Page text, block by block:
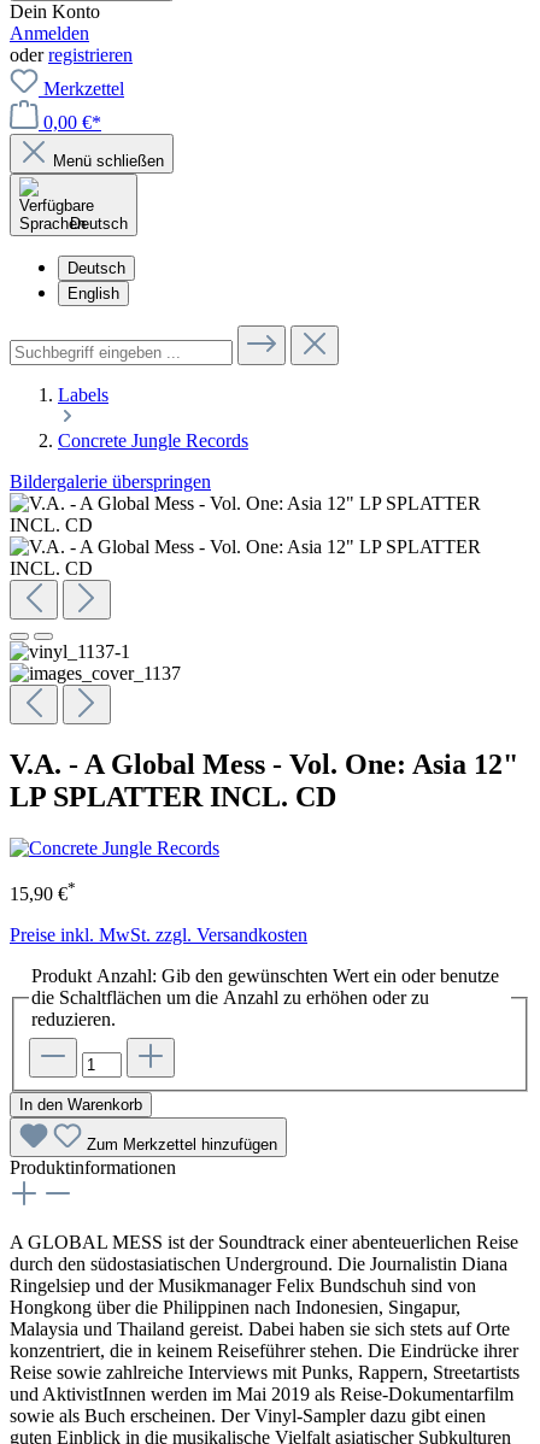
Dein Konto
Anmelden
oderregistrieren
Merkzettel
0,00 €*
Menü schließen
Deutsch
Deutsch
English
Labels
Concrete Jungle Records
Bildergalerie überspringen
V.A. - A Global Mess - Vol. One: Asia 12"
LP SPLATTER INCL. CD
15,90 €*
Preise inkl. MwSt. zzgl. Versandkosten
Produkt Anzahl: Gib den gewünschten Wert ein oder benutze
die Schaltflächen um die Anzahl zu erhöhen oder zu
reduzieren.
In den Warenkorb
Zum Merkzettel hinzufügen
Produktinformationen
A GLOBAL MESS ist der Soundtrack einer abenteuerlichen Reise
durch den südostasiatischen Underground. Die Journalistin Diana
Ringelsiep und der Musikmanager Felix Bundschuh sind von
Hongkong über die Philippinen nach Indonesien, Singapur,
Malaysia und Thailand gereist. Dabei haben sie sich stets auf Orte
konzentriert, die in keinem Reiseführer stehen. Die Eindrücke ihrer
Reise sowie zahlreiche Interviews mit Punks, Rappern, Streetartists
und AktivistInnen werden im Mai 2019 als Reise-Dokumentarfilm
sowie als Buch erscheinen. Der Vinyl-Sampler dazu gibt einen
guten Einblick in die musikalische Vielfalt asiatischer Subkulturen